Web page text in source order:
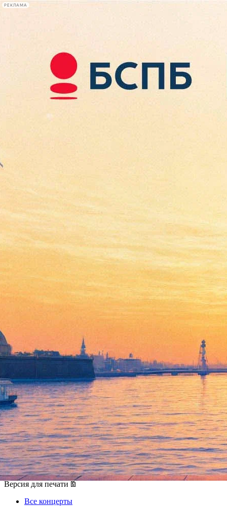
РЕКЛАМА
Сегодня:
2026.08.07
19:15
Афиша Plus
Лондонский синти-дуэт
Monarchy устроит танцы в
сердце Петроградки
31 марта 2016, четверг
Версия для печати
Все концерты